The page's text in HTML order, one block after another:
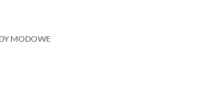
MODOWE